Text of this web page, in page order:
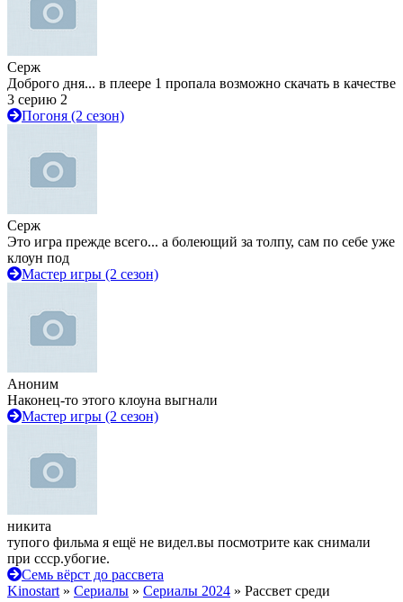
Серж
Доброго дня... в плеере 1 пропала возможно скачать в качестве
3 серию 2
Погоня (2 сезон)
Серж
Это игра прежде всего... а болеющий за толпу, сам по себе уже
клоун под
Мастер игры (2 сезон)
Аноним
Наконец-то этого клоуна выгнали
Мастер игры (2 сезон)
никита
тупого фильма я ещё не видел.вы посмотрите как снимали
при ссср.убогие.
Семь вёрст до рассвета
Kinostart » Сериалы » Сериалы 2024 » Рассвет среди